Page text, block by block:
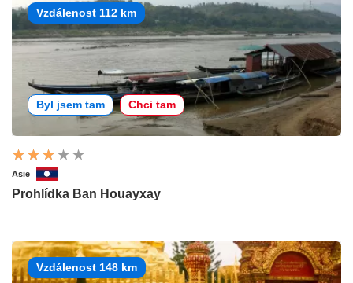
Vzdálenost 112 km
Byl jsem tam Chci tam
Asie
Prohlídka Ban Houayxay
Vzdálenost 148 km